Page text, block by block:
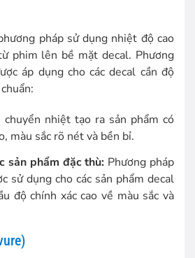
pháp sử dụng nhiệt độ cao
phim lên bề mặt decal. Phương
áp dụng cho các decal cần độ
chuyển nhiệt tạo ra sản phẩm có
màu sắc rõ nét và bền bỉ.
sản phẩm đặc thù: Phương pháp
sử dụng cho các sản phẩm decal
độ chính xác cao về màu sắc và